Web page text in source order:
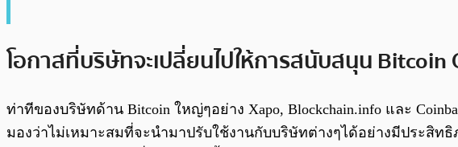
โอกาสที่บริษัทจะเปลี่ยนไปให้การสนับสนุน Bitcoin
ท่าทีของบริษัทด้าน Bitcoin ใหญ่ๆอย่าง Xapo, Blockchain.info และ
มองว่าไม่เหมาะสมที่จะนำมาปรับใช้งานกับบริษัทต่างๆได้อย่างมีประสิ